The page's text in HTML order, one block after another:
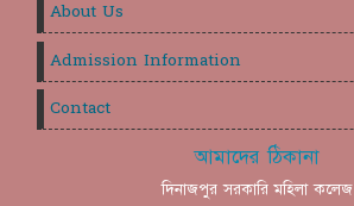
আমাদের ঠিকানা
দিনাজপুর সরকারি মহিলা কলেজ
About Us
Admission Information
Contact